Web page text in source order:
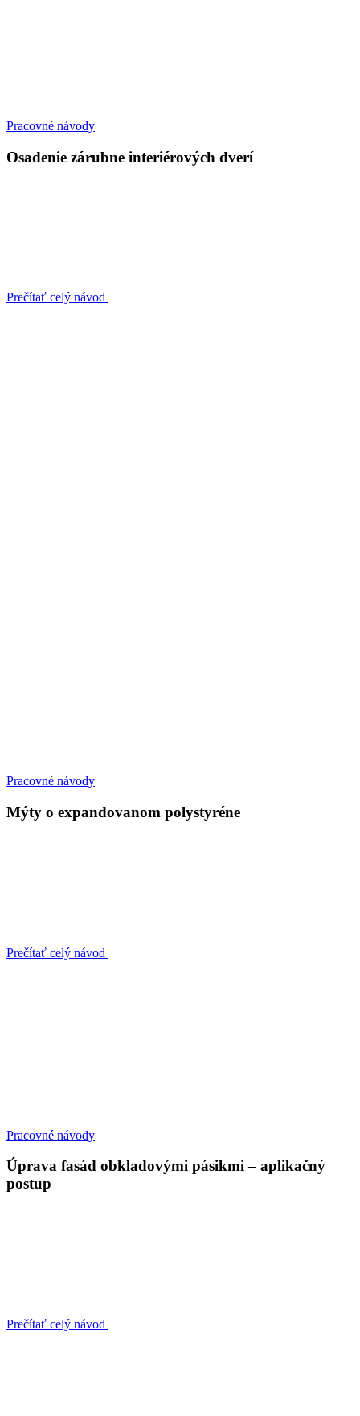
Pracovné návody
Osadenie zárubne interiérových dverí
Prečítať celý návod
Pracovné návody
Mýty o expandovanom polystyréne
Prečítať celý návod
Pracovné návody
Úprava fasád obkladovými pásikmi – aplikačný
postup
Prečítať celý návod